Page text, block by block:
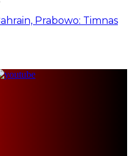
Prabowo: Timnas